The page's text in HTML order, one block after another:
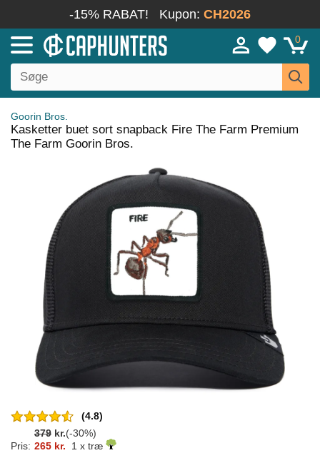
-15% RABAT! Kupon: CH2026
0
Goorin Bros.
Kasketter buet sort snapback Fire The Farm Premium
The Farm Goorin Bros.
(4.8)
379 kr.(-30%)
Pris: 265 kr. 1 x træ